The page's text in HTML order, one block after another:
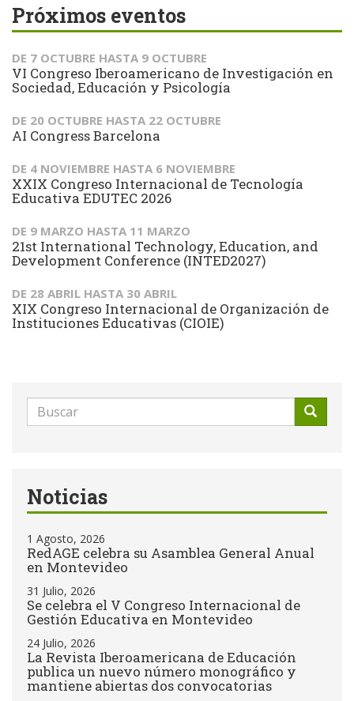
Próximos eventos
DE 7 OCTUBRE HASTA 9 OCTUBRE
VI Congreso Iberoamericano de Investigación en
Sociedad, Educación y Psicología
DE 20 OCTUBRE HASTA 22 OCTUBRE
AI Congress Barcelona
DE 4 NOVIEMBRE HASTA 6 NOVIEMBRE
XXIX Congreso Internacional de Tecnología
Educativa EDUTEC 2026
DE 9 MARZO HASTA 11 MARZO
21st International Technology, Education, and
Development Conference (INTED2027)
DE 28 ABRIL HASTA 30 ABRIL
XIX Congreso Internacional de Organización de
Instituciones Educativas (CIOIE)
Formulario
de
Noticias
1 Agosto, 2026
RedAGE celebra su Asamblea General Anual
en Montevideo
31 Julio, 2026
Se celebra el V Congreso Internacional de
Gestión Educativa en Montevideo
24 Julio, 2026
La Revista Iberoamericana de Educación
publica un nuevo número monográfico y
mantiene abiertas dos convocatorias